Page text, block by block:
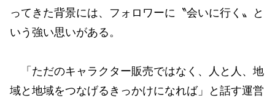
ってきた背景には、フォロワーに〝会いに行く〟と
いう強い思いがある。
「ただのキャラクター販売ではなく、人と人、地
域と地域をつなげるきっかけになれば」と話す運営